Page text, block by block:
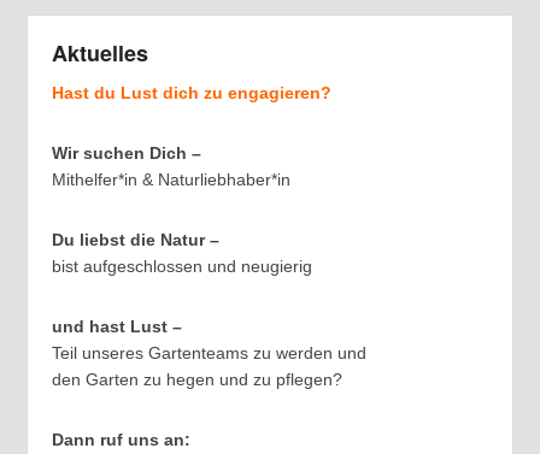
Aktuelles
Hast du Lust dich zu engagieren?
Wir suchen Dich –
Mithelfer*in & Naturliebhaber*in
Du liebst die Natur –
bist aufgeschlossen und neugierig
und hast Lust –
Teil unseres Gartenteams zu werden und
den Garten zu hegen und zu pflegen?
Dann ruf uns an: